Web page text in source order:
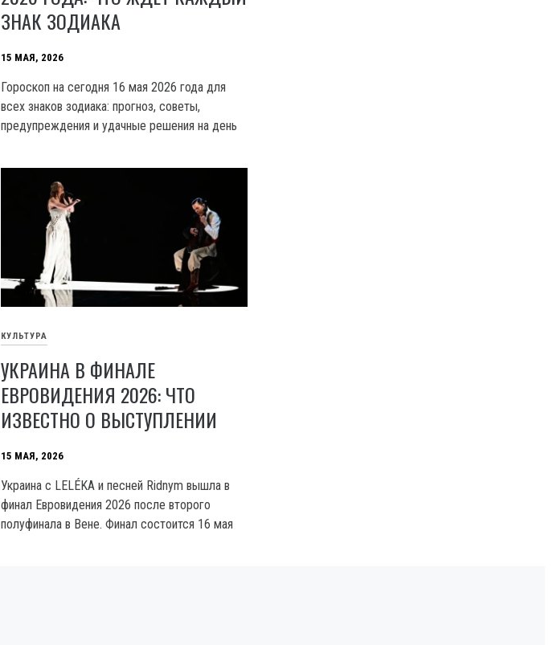
ЗНАК ЗОДИАКА
15 МАЯ, 2026
Гороскоп на сегодня 16 мая 2026 года для
всех знаков зодиака: прогноз, советы,
предупреждения и удачные решения на день
КУЛЬТУРА
УКРАИНА В ФИНАЛЕ
ЕВРОВИДЕНИЯ 2026: ЧТО
ИЗВЕСТНО О ВЫСТУПЛЕНИИ
15 МАЯ, 2026
Украина с LELÉKA и песней Ridnym вышла в
финал Евровидения 2026 после второго
полуфинала в Вене. Финал состоится 16 мая